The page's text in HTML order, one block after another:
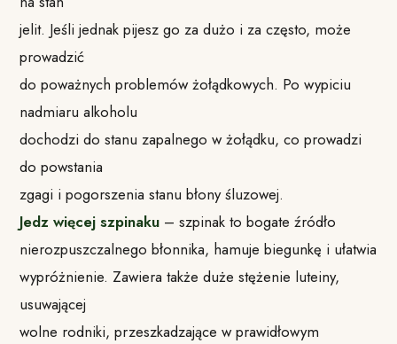
jelit. Jeśli jednak pijesz go za dużo i za często, może
prowadzić
do poważnych problemów żołądkowych. Po wypiciu
nadmiaru alkoholu
dochodzi do stanu zapalnego w żołądku, co prowadzi
do powstania
zgagi i pogorszenia stanu błony śluzowej.
Jedz więcej szpinaku – szpinak to bogate źródło
nierozpuszczalnego błonnika, hamuje biegunkę i ułatwia
wypróżnienie. Zawiera także duże stężenie luteiny,
usuwającej
wolne rodniki, przeszkadzające w prawidłowym